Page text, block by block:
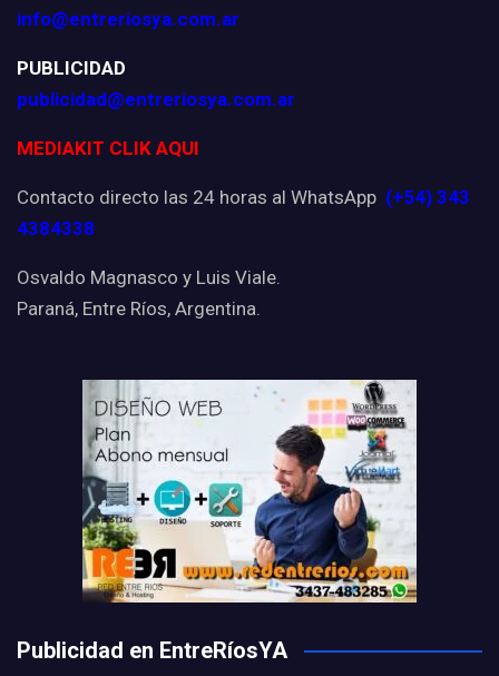
info@entreriosya.com.ar
PUBLICIDAD
publicidad@entreriosya.com.ar
MEDIAKIT CLIK AQUI
Contacto directo las 24 horas al WhatsApp (+54) 343
4384338
Osvaldo Magnasco y Luis Viale.
Paraná, Entre Ríos, Argentina.
Publicidad en EntreRíosYA